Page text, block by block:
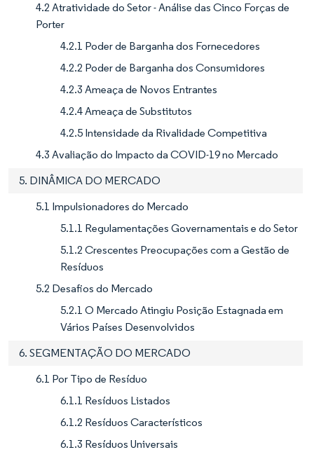
4.2 Atratividade do Setor - Análise das Cinco Forças de
Porter
4.2.1 Poder de Barganha dos Fornecedores
4.2.2 Poder de Barganha dos Consumidores
4.2.3 Ameaça de Novos Entrantes
4.2.4 Ameaça de Substitutos
4.2.5 Intensidade da Rivalidade Competitiva
4.3 Avaliação do Impacto da COVID-19 no Mercado
5. DINÂMICA DO MERCADO
5.1 Impulsionadores do Mercado
5.1.1 Regulamentações Governamentais e do Setor
5.1.2 Crescentes Preocupações com a Gestão de
Resíduos
5.2 Desafios do Mercado
5.2.1 O Mercado Atingiu Posição Estagnada em
Vários Países Desenvolvidos
6. SEGMENTAÇÃO DO MERCADO
6.1 Por Tipo de Resíduo
6.1.1 Resíduos Listados
6.1.2 Resíduos Característicos
6.1.3 Resíduos Universais